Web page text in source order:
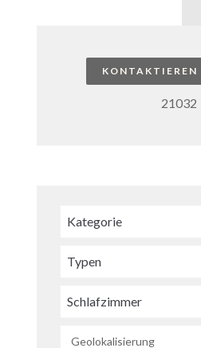
KONTAKTIEREN
21032
Kategorie
Typen
Schlafzimmer
Geolokalisierung